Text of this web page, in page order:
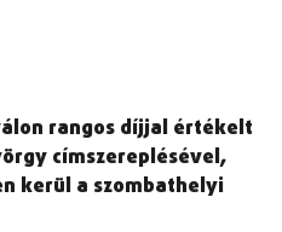
rangos díjjal értékelt
címszereplésével,
kerül a szombathelyi